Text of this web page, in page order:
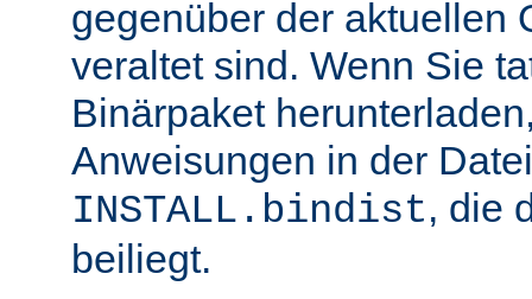
gegenüber der aktuellen
veraltet sind. Wenn Sie
Binärpaket
Anweisungen in der Datei
INSTALL.bindist, die
beiliegt.